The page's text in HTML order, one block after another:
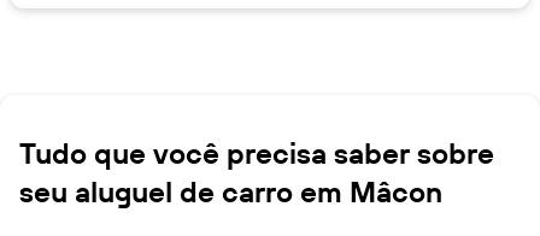
Tudo que você precisa saber sobre
seu aluguel de carro em Mâcon